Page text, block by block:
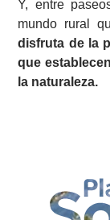
Y, entre
mundo rural
disfruta de la
que
la naturaleza.